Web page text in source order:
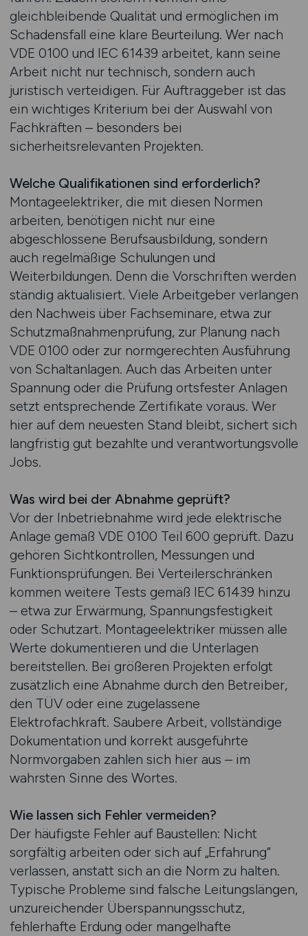
gleichbleibende Qualität und ermöglichen im
Schadensfall eine klare Beurteilung. Wer nach
VDE 0100 und IEC 61439 arbeitet, kann seine
Arbeit nicht nur technisch, sondern auch
juristisch verteidigen. Für Auftraggeber ist das
ein wichtiges Kriterium bei der Auswahl von
Fachkräften – besonders bei
sicherheitsrelevanten Projekten.
Welche Qualifikationen sind erforderlich?
Montageelektriker, die mit diesen Normen
arbeiten, benötigen nicht nur eine
abgeschlossene Berufsausbildung, sondern
auch regelmäßige Schulungen und
Weiterbildungen. Denn die Vorschriften werden
ständig aktualisiert. Viele Arbeitgeber verlangen
den Nachweis über Fachseminare, etwa zur
Schutzmaßnahmenprüfung, zur Planung nach
VDE 0100 oder zur normgerechten Ausführung
von Schaltanlagen. Auch das Arbeiten unter
Spannung oder die Prüfung ortsfester Anlagen
setzt entsprechende Zertifikate voraus. Wer
hier auf dem neuesten Stand bleibt, sichert sich
langfristig gut bezahlte und verantwortungsvolle
Jobs.
Was wird bei der Abnahme geprüft?
Vor der Inbetriebnahme wird jede elektrische
Anlage gemäß VDE 0100 Teil 600 geprüft. Dazu
gehören Sichtkontrollen, Messungen und
Funktionsprüfungen. Bei Verteilerschränken
kommen weitere Tests gemäß IEC 61439 hinzu
– etwa zur Erwärmung, Spannungsfestigkeit
oder Schutzart. Montageelektriker müssen alle
Werte dokumentieren und die Unterlagen
bereitstellen. Bei größeren Projekten erfolgt
zusätzlich eine Abnahme durch den Betreiber,
den TÜV oder eine zugelassene
Elektrofachkraft. Saubere Arbeit, vollständige
Dokumentation und korrekt ausgeführte
Normvorgaben zahlen sich hier aus – im
wahrsten Sinne des Wortes.
Wie lassen sich Fehler vermeiden?
Der häufigste Fehler auf Baustellen: Nicht
sorgfältig arbeiten oder sich auf „Erfahrung“
verlassen, anstatt sich an die Norm zu halten.
Typische Probleme sind falsche Leitungslängen,
unzureichender Überspannungsschutz,
fehlerhafte Erdung oder mangelhafte